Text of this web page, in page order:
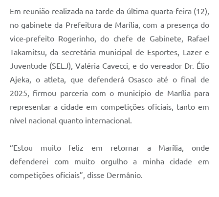
Em reunião realizada na tarde da última quarta-feira (12),
no gabinete da Prefeitura de Marília, com a presença do
vice-prefeito Rogerinho, do chefe de Gabinete, Rafael
Takamitsu, da secretária municipal de Esportes, Lazer e
Juventude (SELJ), Valéria Cavecci, e do vereador Dr. Élio
Ajeka, o atleta, que defenderá Osasco até o final de
2025, firmou parceria com o município de Marília para
representar a cidade em competições oficiais, tanto em
nível nacional quanto internacional.
“Estou muito feliz em retornar a Marília, onde
defenderei com muito orgulho a minha cidade em
competições oficiais”, disse Dermânio.